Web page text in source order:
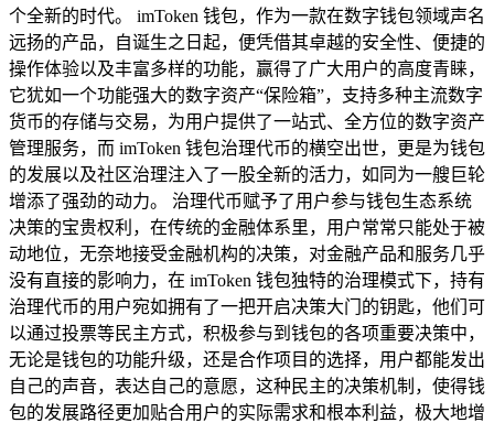
个全新的时代。 imToken 钱包，作为一款在数字钱包领域声名
远扬的产品，自诞生之日起，便凭借其卓越的安全性、便捷的
操作体验以及丰富多样的功能，赢得了广大用户的高度青睐，
它犹如一个功能强大的数字资产“保险箱”，支持多种主流数字
货币的存储与交易，为用户提供了一站式、全方位的数字资产
管理服务，而 imToken 钱包治理代币的横空出世，更是为钱包
的发展以及社区治理注入了一股全新的活力，如同为一艘巨轮
增添了强劲的动力。 治理代币赋予了用户参与钱包生态系统
决策的宝贵权利，在传统的金融体系里，用户常常只能处于被
动地位，无奈地接受金融机构的决策，对金融产品和服务几乎
没有直接的影响力，在 imToken 钱包独特的治理模式下，持有
治理代币的用户宛如拥有了一把开启决策大门的钥匙，他们可
以通过投票等民主方式，积极参与到钱包的各项重要决策中，
无论是钱包的功能升级，还是合作项目的选择，用户都能发出
自己的声音，表达自己的意愿，这种民主的决策机制，使得钱
包的发展路径更加贴合用户的实际需求和根本利益，极大地增